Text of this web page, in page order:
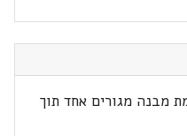
והקמת מבנה מגורים אחד תוך